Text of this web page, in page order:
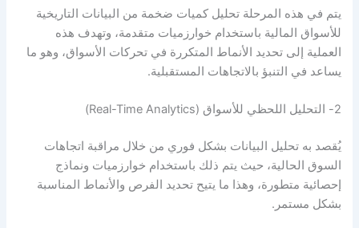
يتم في هذه المرحلة تحليل كميات ضخمة من البيانات التاريخية
للأسواق المالية باستخدام خوارزميات متقدمة، وتهدف هذه
العملية إلى تحديد الأنماط المتكررة في تحركات الأسواق، وهو ما
يساعد في التنبؤ بالاتجاهات المستقبلية.
2- التحليل اللحظي للأسواق (Real-Time Analytics)
يُقصد به تحليل البيانات بشكل فوري من خلال مراقبة اتجاهات
السوق الحالية، حيث يتم ذلك باستخدام خوارزميات ونماذج
إحصائية متطورة، وهذا ما يتيح تحديد الفرص والأنماط المناسبة
بشكل مستمر.